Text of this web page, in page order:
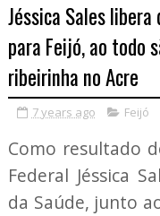
Jéssica Sales
para Feijó, ao todo
ribeirinha no Acre
7 years ago Feijó
Como resultado
Federal Jéssica
da Saúde, junto